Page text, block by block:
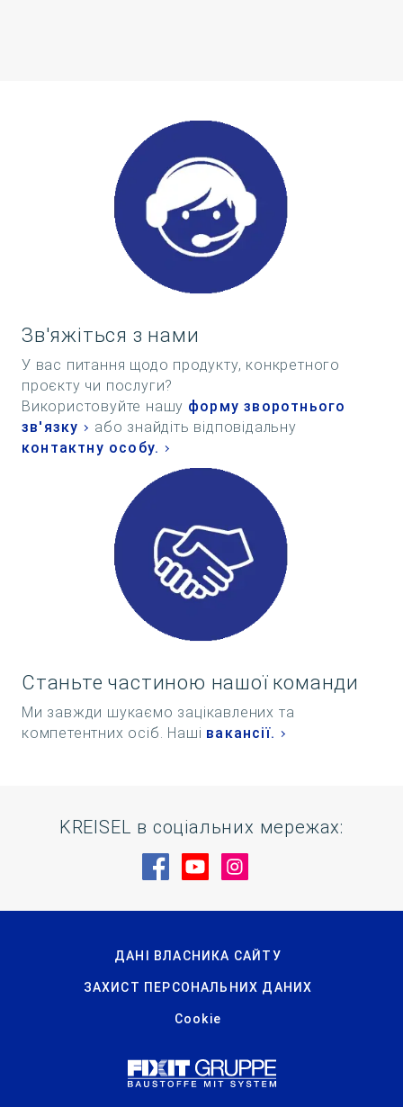
Зв'яжіться з нами
У вас питання щодо продукту, конкретного
проєкту чи послуги?
Використовуйте нашу форму зворотнього
зв'язку
або знайдіть відповідальну
контактну особу.
Станьте частиною нашої команди
Ми завжди шукаємо зацікавлених та
компетентних осіб. Наші вакансії.
KREISEL в соціальних мережах:
Відвідайте нас на Facebook
Відвідайте нас на
ДАНІ ВЛАСНИКА САЙТУ
ЗАХИСТ ПЕРСОНАЛЬНИХ ДАНИХ
Cookie